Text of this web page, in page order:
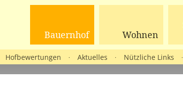
Hofbewertungen · Aktuelles · Nützliche Links ·
Bauernhof Wohnen